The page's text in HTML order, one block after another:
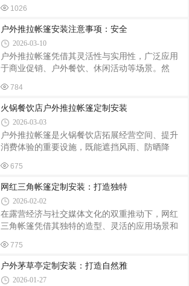
则要兼顾车辆通行高度与宽度，户外庭院可根据
用环境，户外露天场景优先选用抗紫外线、耐
景的实用性、安全性与美观性，适配不同经营需
求与场地条件，打造合规又实用的户外餐饮空
间，以下为核心定制安装要点。定制设计以餐饮
场景适配为核心，兼顾功能性与个性化。尺寸定
制需结合外摆场地大小与经营需求，常规涵盖
33m、46m 等规格，也可按需定制异形尺寸，确保
空间利用率最大化；材质选择直接决定帐篷耐用
适配户外阴晴雨雪天气，支架选用加厚镀锌钢
1026
户外推拉帐篷安装注意事项：安全
2026-03-10
户外推拉帐篷凭借其灵活性与实用性，广泛应用
于商业促销、户外餐饮、休闲活动等场景。然
性、使用寿命及使用安全。以下从选址、组装、
固定、检查四个环节梳理关键注意事项。一、选
址：避开隐患，确保基础稳固安装前需对场地进
行全面评估。首先，避开低洼积水区、斜坡或松
软土地，防止雨水倒灌或地基下沉导致帐篷倾
斜。若必须在软土地面安装，需铺设厚度≥5cm的
木板或钢板作为承重基座，分散压力。其次，远
至少3米的安全距离。此外，避开火源、化学污
784
火锅餐饮店户外推拉帐篷定制安装
2026-03-03
户外推拉帐篷是火锅餐饮店拓展经营空间、提升
消费体验的重要设施，既能遮挡风雨、防晒降
餐饮的特殊需求，定制与安装需兼顾实用性、安
全性和适配性，重点把控以下关键环节，确保帐
篷耐用、合规且贴合经营需求。定制环节需精准
适配火锅餐饮场景，避免盲目跟风。首先要结合
门店户外场地尺寸，确定帐篷的宽度、长度和高
度，预留足够的用餐空间和通道，同时兼顾推拉
灵活性，确保不占用消防通道、不影响行人通
刮布，表面涂覆纳米氟碳树脂，具备防油污、防
水
675
网红三角帐篷定制安装：打造独特
2026-02-02
在露营经济与社交媒体文化的双重推动下，网红
三角帐篷凭借其独特的造型、灵活的应用场景和
打造差异化户外空间的热门选择。其安装过程融
合了结构力学与美学设计，需兼顾稳固性、功能
性与视觉效果。一、定制设计：从需求到方案的
775
户外茅草亭定制安装：打造自然雅
2026-01-27